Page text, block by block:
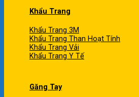
Khẩu Trang
Khẩu Trang 3M
Khẩu Trang Than Hoạt Tính
Khẩu Trang Vải
Khẩu Trang Y Tế
Găng Tay